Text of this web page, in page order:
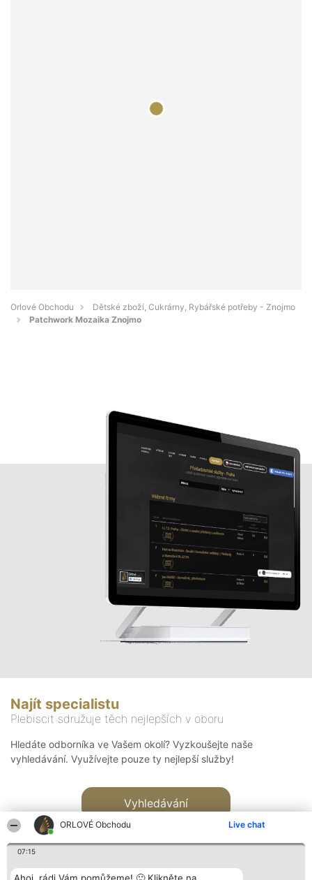
ORLOVÉ Obchodu Live chat
07:15
Orlové Obchodu
Dětské zboží, Cukrárny, Rybářské potřeby - Znojmo
Patchwork Mozaika Znojmo
Najít specialistu
Plebiscit sdružuje těch nejlepších v oboru
Hledáte odborníka ve Vašem okolí? Vyzkoušejte naše
vyhledávání. Využívejte pouze ty nejlepší služby!
Vyhledávání